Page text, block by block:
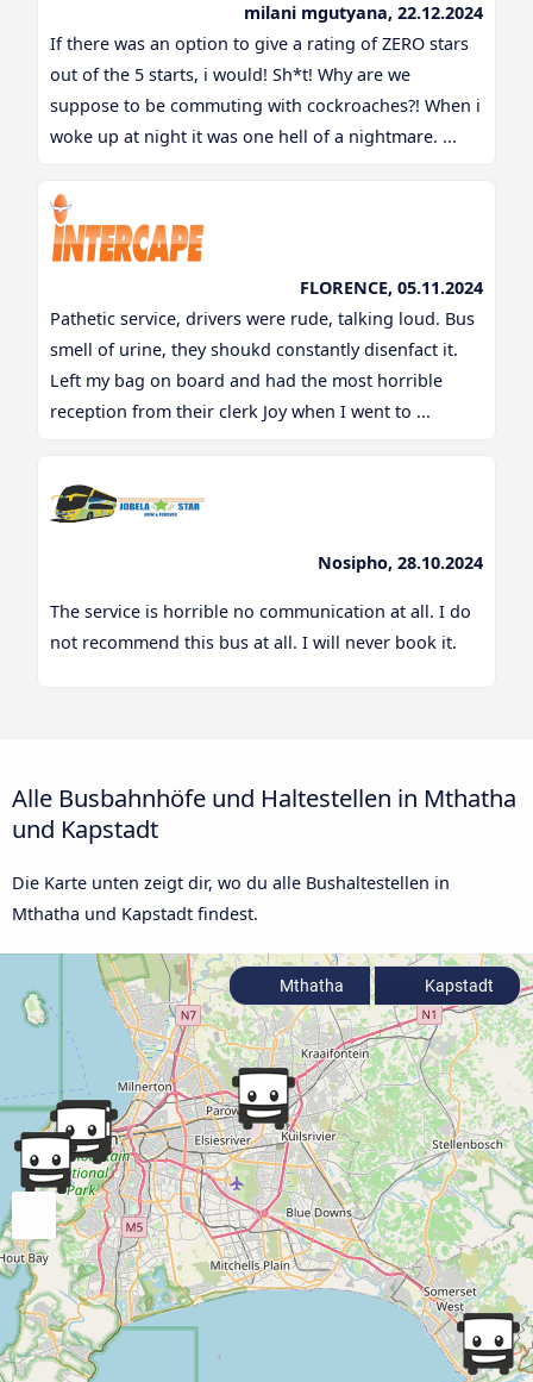
milani mgutyana, 22.12.2024
If there was an option to give a rating of ZERO stars
out of the 5 starts, i would! Sh*t! Why are we
suppose to be commuting with cockroaches?! When i
woke up at night it was one hell of a nightmare. ...
FLORENCE, 05.11.2024
Pathetic service, drivers were rude, talking loud. Bus
smell of urine, they shoukd constantly disenfact it.
Left my bag on board and had the most horrible
reception from their clerk Joy when I went to ...
Nosipho, 28.10.2024
The service is horrible no communication at all. I do
not recommend this bus at all. I will never book it.
Alle Busbahnhöfe und Haltestellen in Mthatha
und Kapstadt
Die Karte unten zeigt dir, wo du alle Bushaltestellen in
Mthatha und Kapstadt findest.
Mthatha Kapstadt